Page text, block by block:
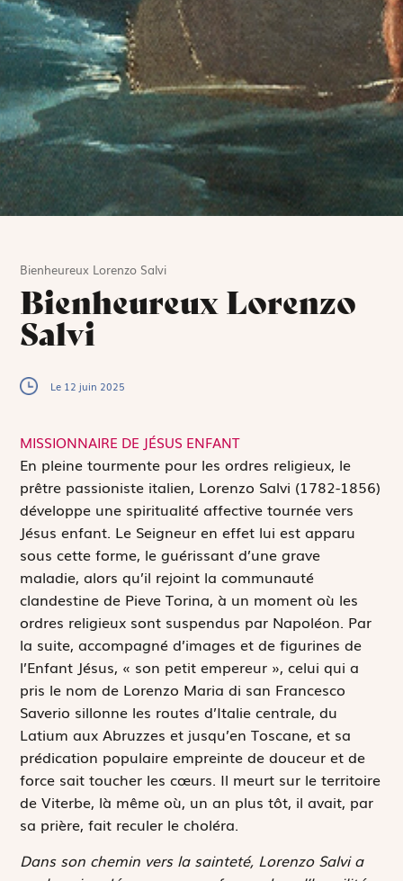
Bienheureux Lorenzo Salvi
Bienheureux Lorenzo
Salvi
Le 12 juin 2025
MISSIONNAIRE DE JÉSUS ENFANT
En pleine tourmente pour les ordres religieux, le
prêtre passioniste italien, Lorenzo Salvi (1782-1856)
développe une spiritualité affective tournée vers
Jésus enfant. Le Seigneur en effet lui est apparu
sous cette forme, le guérissant d’une grave
maladie, alors qu’il rejoint la communauté
clandestine de Pieve Torina, à un moment où les
ordres religieux sont suspendus par Napoléon. Par
la suite, accompagné d’images et de figurines de
l’Enfant Jésus, « son petit empereur », celui qui a
pris le nom de Lorenzo Maria di san Francesco
Saverio sillonne les routes d’Italie centrale, du
Latium aux Abruzzes et jusqu’en Toscane, et sa
prédication populaire empreinte de douceur et de
force sait toucher les cœurs. Il meurt sur le territoire
de Viterbe, là même où, un an plus tôt, il avait, par
sa prière, fait reculer le choléra.
Dans son chemin vers la sainteté, Lorenzo Salvi a